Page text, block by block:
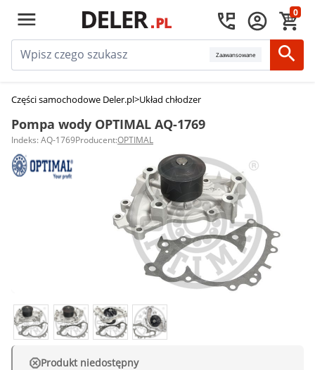
0
Zaawansowane
Części samochodowe Deler.pl>Układ chłodzenia silnika
Pompa wody OPTIMAL AQ-1769
Indeks: AQ-1769Producent:OPTIMAL
Produkt niedostępny